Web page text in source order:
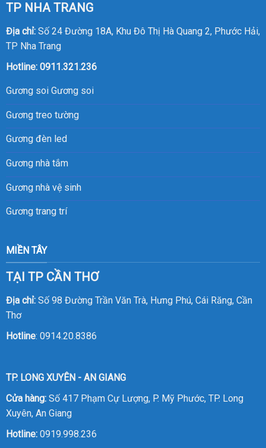
TP NHA TRANG
Địa chỉ:Số 24 Đường 18A, Khu Đô Thị Hà Quang 2, Phước Hải,
TP Nha Trang
Hotline: 0911.321.236
Gương soi Gương soi
Gương treo tường
Gương đèn led
Gương nhà tắm
Gương nhà vệ sinh
Gương trang trí
MIỀN TÂY
TẠI TP CẦN THƠ
Địa chỉ:Số 98 Đường Trần Văn Trà, Hưng Phú, Cái Răng, Cần
Thơ
Hotline: 0914.20.8386
TP. LONG XUYÊN - AN GIANG
Cửa hàng:Số 417 Phạm Cự Lượng, P. Mỹ Phước, TP. Long
Xuyên, An Giang
Hotline: 0919.998.236